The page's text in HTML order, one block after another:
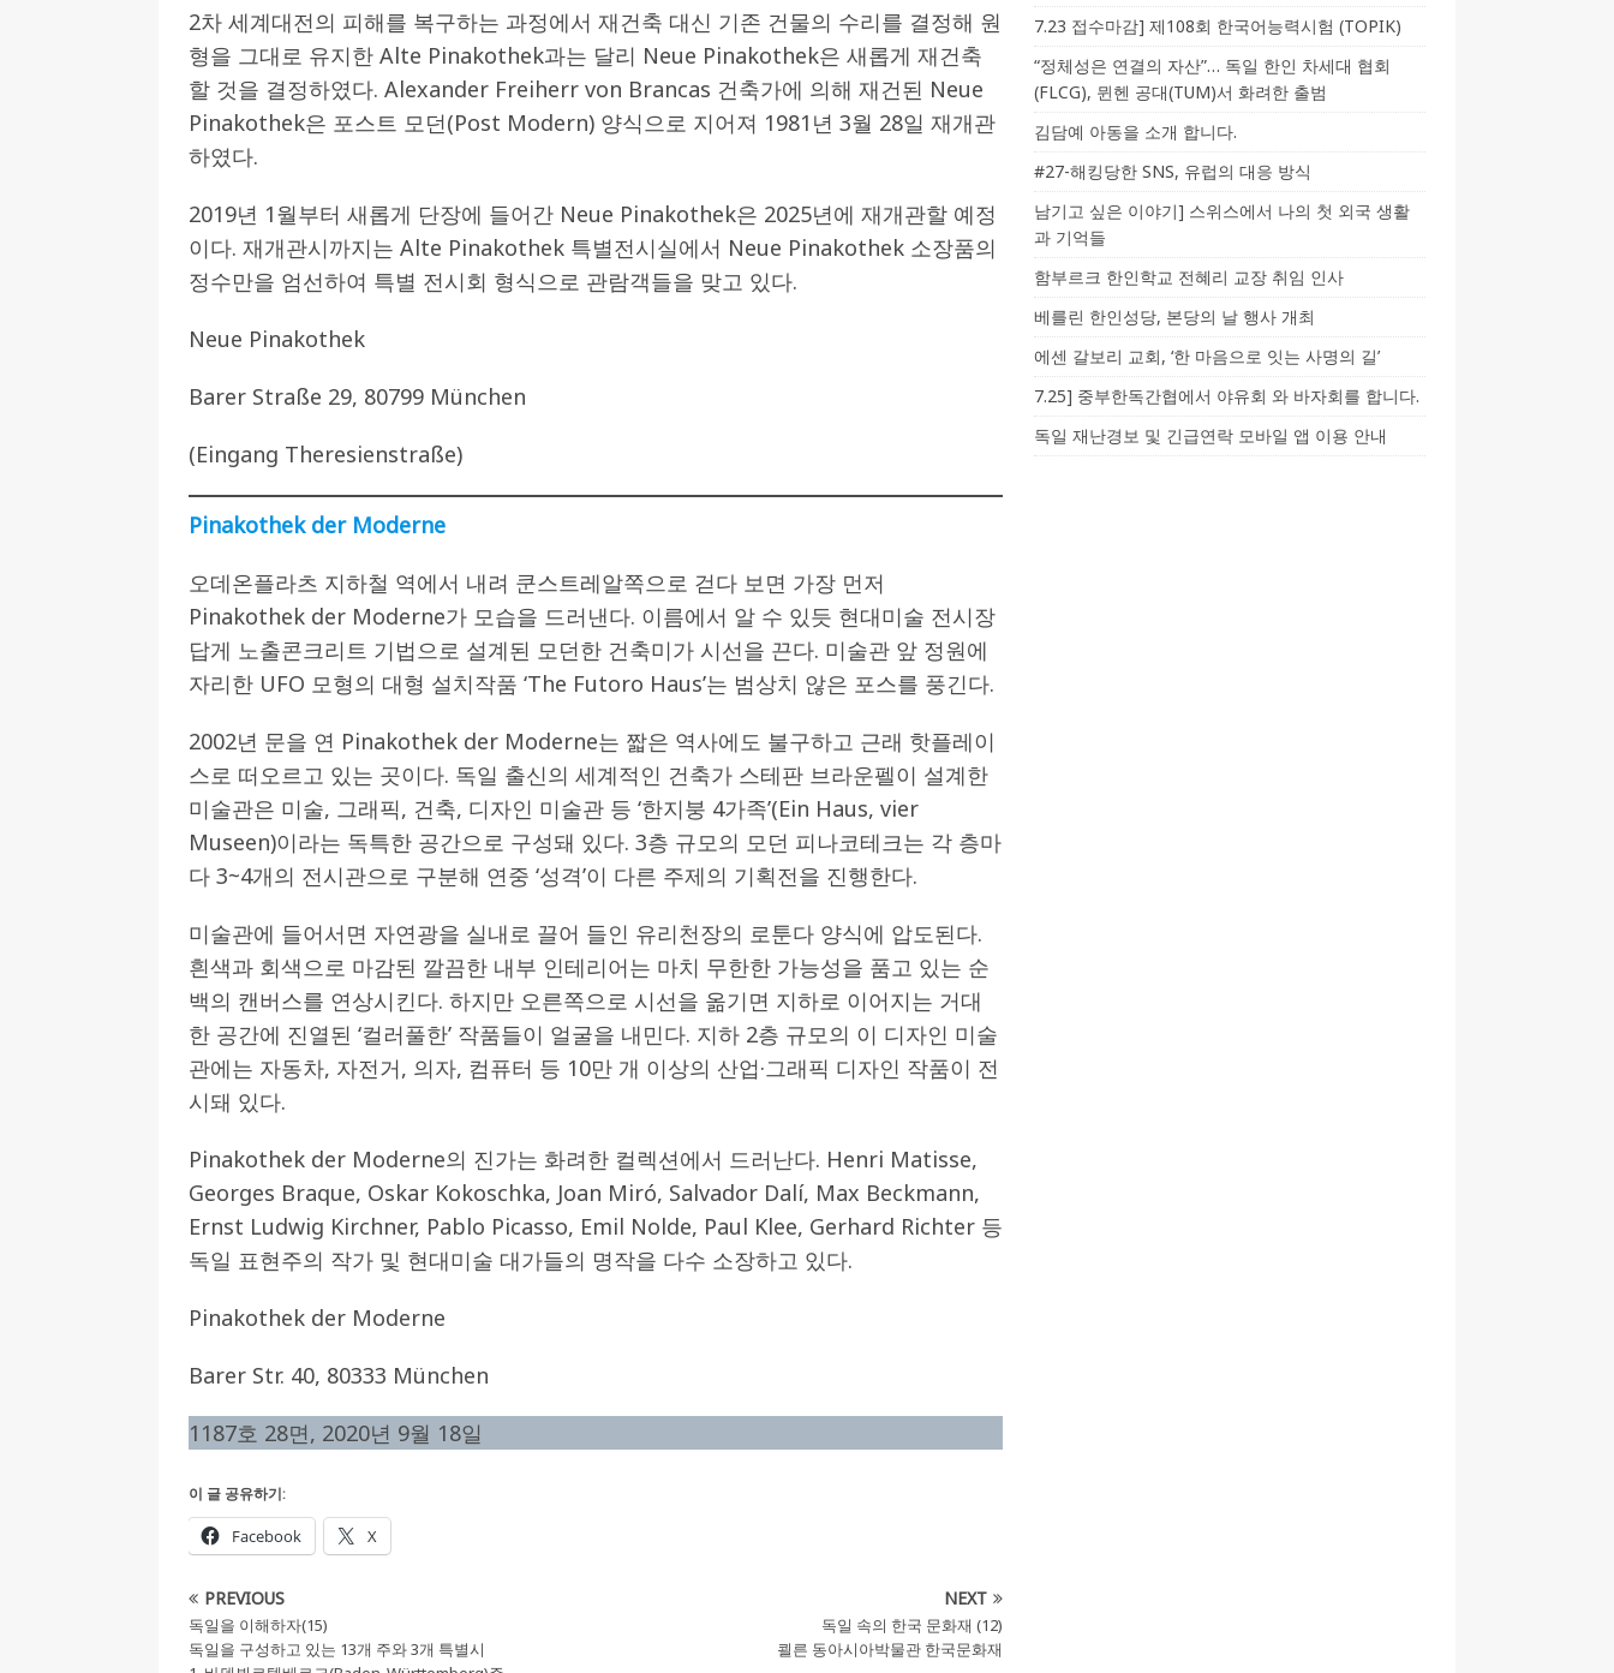
2차 세계대전의 피해를 복구하는 과정에서 재건축 대신 기존 건물의 수리를 결정해 원
형을 그대로 유지한 Alte Pinakothek과는 달리 Neue Pinakothek은 새롭게 재건축
할 것을 결정하였다. Alexander Freiherr von Brancas 건축가에 의해 재건된 Neue
Pinakothek은 포스트 모던(Post Modern) 양식으로 지어져 1981년 3월 28일 재개관
하였다.
2019년 1월부터 새롭게 단장에 들어간 Neue Pinakothek은 2025년에 재개관할 예정
이다. 재개관시까지는 Alte Pinakothek 특별전시실에서 Neue Pinakothek 소장품의
정수만을 엄선하여 특별 전시회 형식으로 관람객들을 맞고 있다.
Neue Pinakothek
Barer Straße 29, 80799 München
(Eingang Theresienstraße)
Pinakothek der Moderne
오데온플라츠 지하철 역에서 내려 쿤스트레알쪽으로 걷다 보면 가장 먼저
Pinakothek der Moderne가 모습을 드러낸다. 이름에서 알 수 있듯 현대미술 전시장
답게 노출콘크리트 기법으로 설계된 모던한 건축미가 시선을 끈다. 미술관 앞 정원에
자리한 UFO 모형의 대형 설치작품 ‘The Futoro Haus’는 범상치 않은 포스를 풍긴다.
2002년 문을 연 Pinakothek der Moderne는 짧은 역사에도 불구하고 근래 핫플레이
스로 떠오르고 있는 곳이다. 독일 출신의 세계적인 건축가 스테판 브라운펠이 설계한
미술관은 미술, 그래픽, 건축, 디자인 미술관 등 ‘한지붕 4가족’(Ein Haus, vier
Museen)이라는 독특한 공간으로 구성돼 있다. 3층 규모의 모던 피나코테크는 각 층마
다 3~4개의 전시관으로 구분해 연중 ‘성격’이 다른 주제의 기획전을 진행한다.
미술관에 들어서면 자연광을 실내로 끌어 들인 유리천장의 로툰다 양식에 압도된다.
흰색과 회색으로 마감된 깔끔한 내부 인테리어는 마치 무한한 가능성을 품고 있는 순
백의 캔버스를 연상시킨다. 하지만 오른쪽으로 시선을 옮기면 지하로 이어지는 거대
한 공간에 진열된 ‘컬러풀한’ 작품들이 얼굴을 내민다. 지하 2층 규모의 이 디자인 미술
관에는 자동차, 자전거, 의자, 컴퓨터 등 10만 개 이상의 산업·그래픽 디자인 작품이 전
시돼 있다.
Pinakothek der Moderne의 진가는 화려한 컬렉션에서 드러난다. Henri Matisse,
Georges Braque, Oskar Kokoschka, Joan Miró, Salvador Dalí, Max Beckmann,
Ernst Ludwig Kirchner, Pablo Picasso, Emil Nolde, Paul Klee, Gerhard Richter 등
독일 표현주의 작가 및 현대미술 대가들의 명작을 다수 소장하고 있다.
Pinakothek der Moderne
Barer Str. 40, 80333 München
1187호 28면, 2020년 9월 18일
이 글 공유하기:
Facebook X
PREVIOUS
독일을 이해하자(15)
독일을 구성하고 있는 13개 주와 3개 특별시
NEXT
독일 속의 한국 문화재 (12)
쾰른 동아시아박물관 한국문화재
7.23 접수마감] 제108회 한국어능력시험 (TOPIK)
“정체성은 연결의 자산”… 독일 한인 차세대 협회
(FLCG), 뮌헨 공대(TUM)서 화려한 출범
김담예 아동을 소개 합니다.
#27-해킹당한 SNS, 유럽의 대응 방식
남기고 싶은 이야기] 스위스에서 나의 첫 외국 생활
과 기억들
함부르크 한인학교 전혜리 교장 취임 인사
베를린 한인성당, 본당의 날 행사 개최
에센 갈보리 교회, ‘한 마음으로 잇는 사명의 길’
7.25] 중부한독간협에서 야유회 와 바자회를 합니다.
독일 재난경보 및 긴급연락 모바일 앱 이용 안내